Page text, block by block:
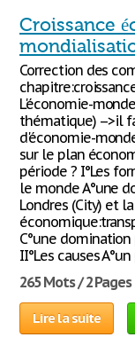
Croissance
Correction des
L'économie-
thématique) -->il
d'économie-
sur le plan
période ? I°Les
le monde A°une
Londres (City) et
C°une
II°Les causes
265 Mots / 2 Pages
Lire la suite